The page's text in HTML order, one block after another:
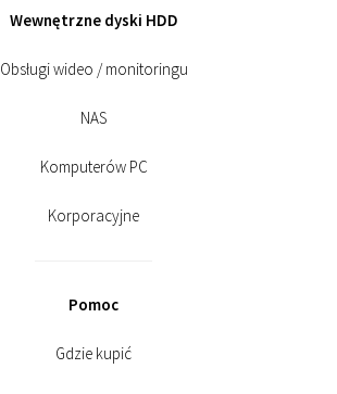
Wewnętrzne dyski HDD
Obsługi wideo / monitoringu
NAS
Komputerów PC
Korporacyjne
Pomoc
Gdzie kupić